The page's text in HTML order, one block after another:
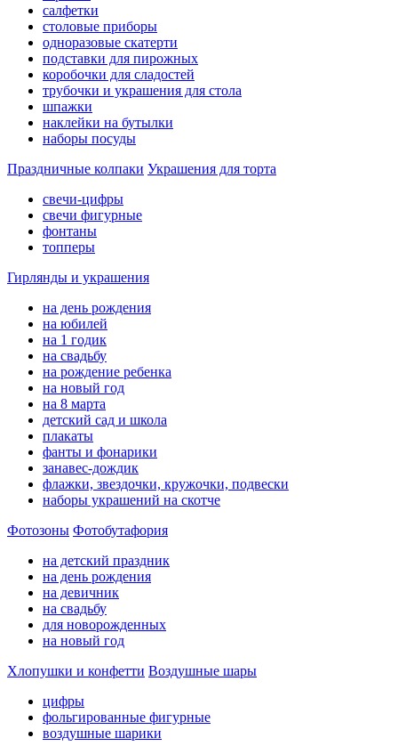
салфетки
столовые приборы
одноразовые скатерти
подставки для пирожных
коробочки для сладостей
трубочки и украшения для стола
шпажки
наклейки на бутылки
наборы посуды
Праздничные колпаки Украшения для торта
свечи-цифры
свечи фигурные
фонтаны
топперы
Гирлянды и украшения
на день рождения
на юбилей
на 1 годик
на свадьбу
на рождение ребенка
на новый год
на 8 марта
детский сад и школа
плакаты
фанты и фонарики
занавес-дождик
флажки, звездочки, кружочки, подвески
наборы украшений на скотче
Фотозоны Фотобутафория
на детский праздник
на день рождения
на девичник
на свадьбу
для новорожденных
на новый год
Хлопушки и конфетти Воздушные шары
цифры
фольгированные фигурные
воздушные шарики